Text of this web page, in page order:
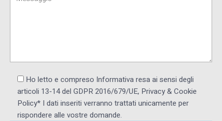
Ho letto e compreso Informativa resa ai ​sensi degli
articoli 13-14 del GDPR 2016/679/UE, Privacy & Cookie
Policy* I dati inseriti verranno trattati unicamente per
rispondere alle vostre domande.